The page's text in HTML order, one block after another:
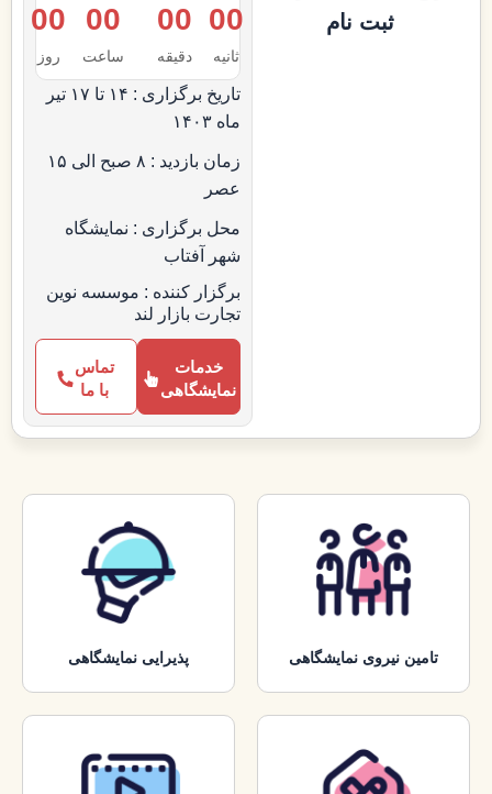
ثبت نام
00
روز
00
ساعت‌
00
دقیقه
00
ثانیه
تاریخ برگزاری : ۱۴ تا ۱۷ تیر
ماه ۱۴۰۳
زمان بازدید : ۸ صبح الی ۱۵
عصر
محل برگزاری : نمایشگاه
شهر آفتاب
برگزار کننده : موسسه نوین
تجارت بازار لند
خدمات
نمایشگاهی
تماس
با ما
تامین نیروی نمایشگاهی پذیرایی نمایشگاهی